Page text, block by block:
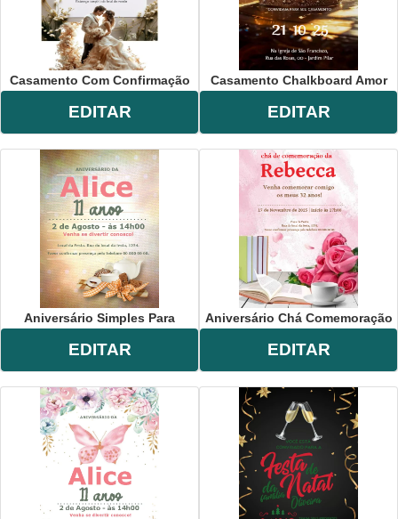
Casamento Com Confirmação
EDITAR
Casamento Chalkboard Amor
EDITAR
Aniversário Simples Para
EDITAR
Aniversário Chá Comemoração
EDITAR